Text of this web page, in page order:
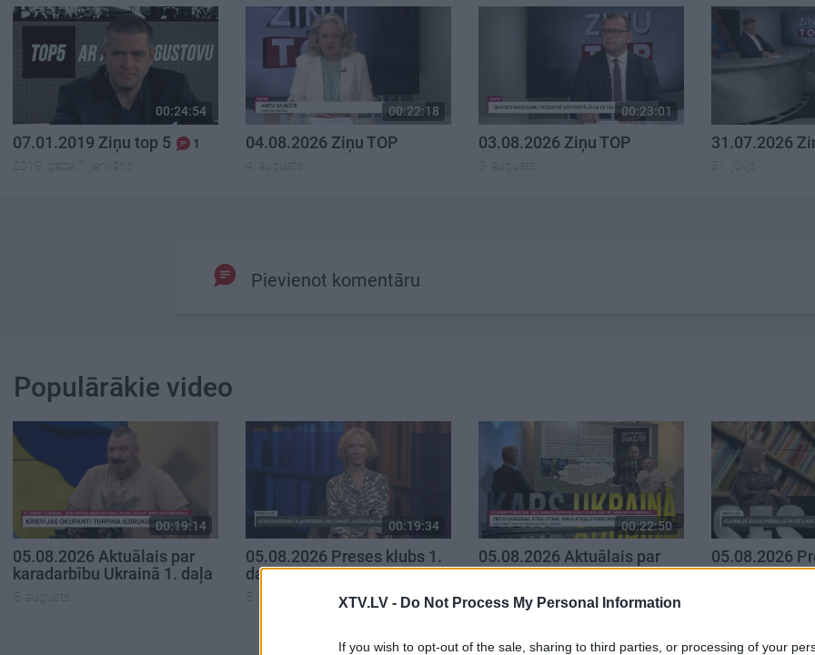
XTV.LV - Do Not Process My Personal Information
If you wish to opt-out of the sale, sharing to third parties, or processing of your
00:24:54
07.01.2019 Ziņu top 5
1
2019. gada 7. janvāris
00:22:18
04.08.2026 Ziņu TOP
4. augusts
00:23:01
03.08.2026 Ziņu TOP
3. augusts
31.07.2026
31. jūlijs
Pievienot komentāru
Populārākie video
00:19:14
05.08.2026 Aktuālais par
karadarbību Ukrainā 1. daļa
5. augusts
00:19:34
05.08.2026 Preses klubs 1.
daļa
5. augusts
00:22:50
05.08.2026 Aktuālais par
karadarbību Ukrainā 2. daļa
5. augusts
05.08.2026
daļa